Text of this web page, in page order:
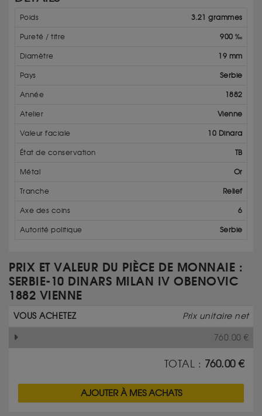
Poids 3.21 grammes
Pureté / titre 900 ‰
Diamètre 19 mm
Pays Serbie
Année 1882
Atelier Vienne
Valeur faciale 10 Dinara
État de conservation TB
Métal Or
Tranche Relief
Axe des coins 6
Autorité politique Serbie
PRIX ET VALEUR DU PIÈCE DE MONNAIE :
SERBIE-10 DINARS MILAN IV OBENOVIC
1882 VIENNE
VOUS ACHETEZ Prix unitaire net
760.00 €
TOTAL : 760.00€
AJOUTER À MES ACHATS